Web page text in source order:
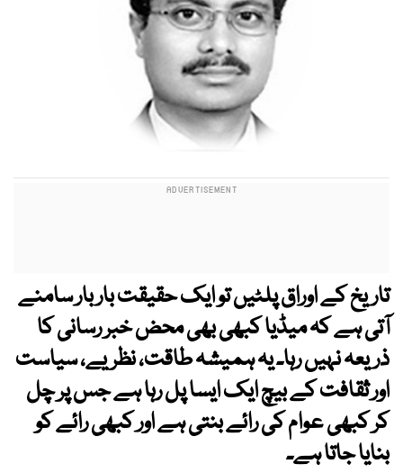
تاریخ کے اوراق پلٹیں تو ایک حقیقت بار بار سامنے
آتی ہے کہ میڈیا کبھی بھی محض خبر رسانی کا
ذریعہ نہیں رہا۔ یہ ہمیشہ طاقت، نظریے، سیاست
اور ثقافت کے بیچ ایک ایسا پل رہا ہے جس پر چل
کر کبھی عوام کی رائے بنتی ہے اور کبھی رائے کو
بنایا جاتا ہے۔